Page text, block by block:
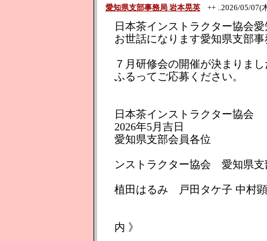
愛知県支部事務局 岩本晃英++ ..2026/05/07(
日本茶インストラクター協会
お世話になります愛知県支部
７月研修会の開催が決まりま
ふるってご応募ください。
日本茶イン
2026年5月吉日
愛知県支部会員各位
ンストラクター協会 愛知県
植田はるみ 戸田タケ子 中村
内 》